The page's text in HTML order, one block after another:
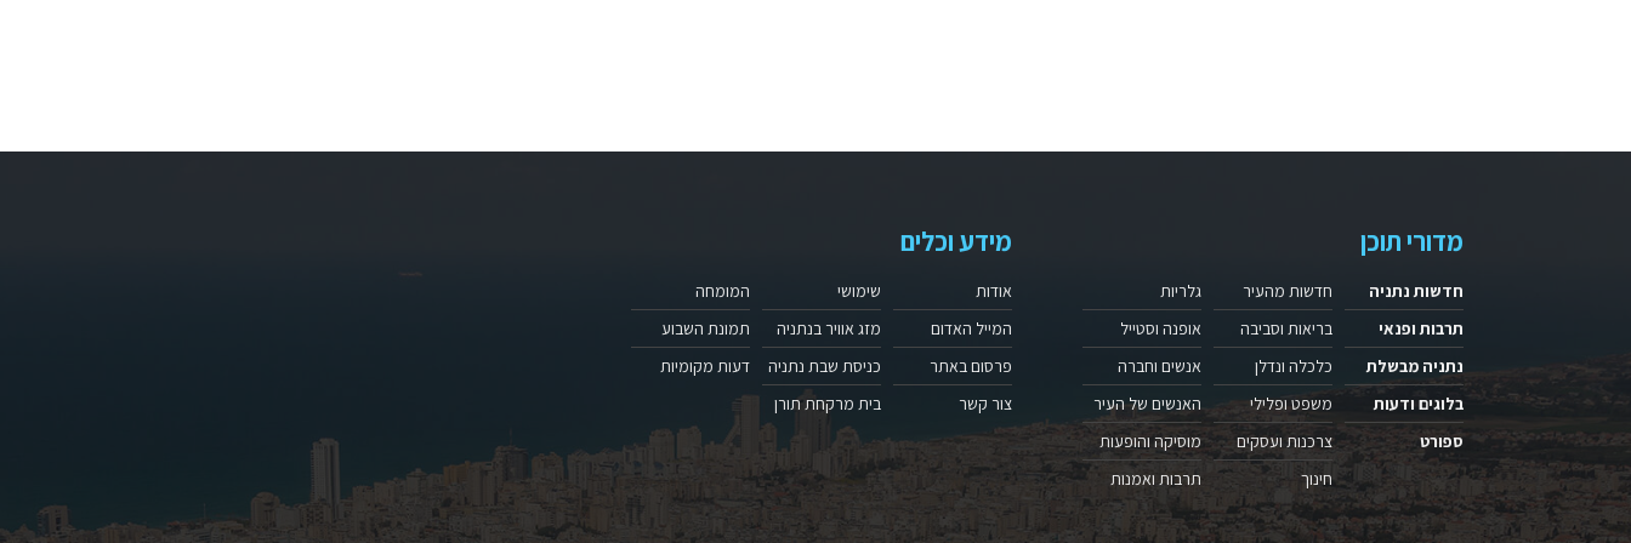
מדורי תוכן
חדשות נתניה
תרבות ופנאי
נתניה מבשלת
בלוגים ודעות
ספורט
חדשות מהעיר
בריאות וסביבה
כלכלה ונדלן
משפט ופלילי
צרכנות ועסקים
חינוך
גלריות
אופנה וסטייל
אנשים וחברה
האנשים של העיר
מוסיקה והופעות
תרבות ואמנות
מידע וכלים
אודות
המייל האדום
פרסום באתר
צור קשר
שימושי
מזג אוויר בנתניה
כניסת שבת נתניה
בית מרקחת תורן
המומחה
תמונת השבוע
דעות מקומיות